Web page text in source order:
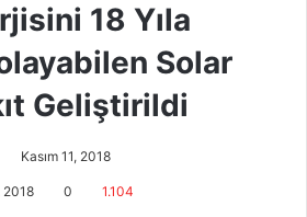
18 Yıla
Solar
Geliştirildi
Kasım 11, 2018
2018 0 1.104